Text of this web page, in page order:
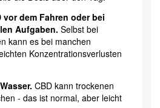
vor dem Fahren oder bei
Aufgaben. Selbst bei
kann es bei manchen
Konzentrationsverlusten
CBD kann trockenen
- das ist normal, aber leicht